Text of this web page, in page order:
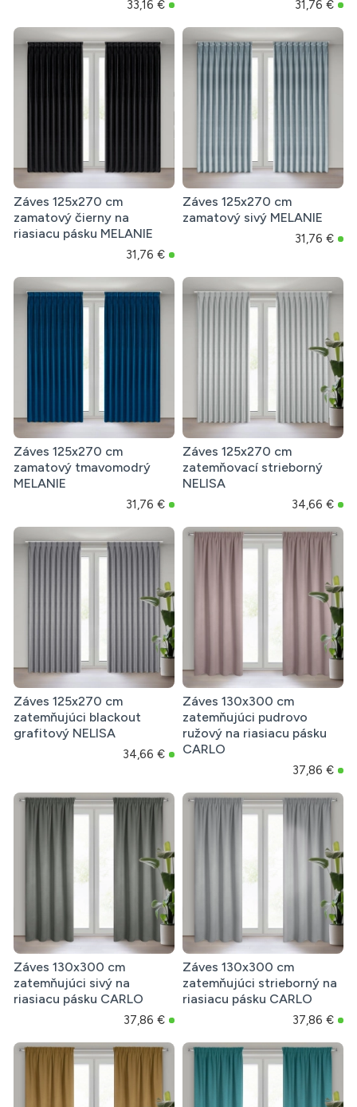
33,16 € 31,76 €
Záves 125x270 cm
zamatový čierny na
riasiacu pásku MELANIE
31,76 €
Záves 125x270 cm
zamatový sivý MELANIE
31,76 €
Záves 125x270 cm
zamatový tmavomodrý
MELANIE
31,76 €
Záves 125x270 cm
zatemňovací strieborný
NELISA
34,66 €
Záves 125x270 cm
zatemňujúci blackout
grafitový NELISA
34,66 €
Záves 130x300 cm
zatemňujúci pudrovo
ružový na riasiacu pásku
CARLO
37,86 €
Záves 130x300 cm
zatemňujúci sivý na
riasiacu pásku CARLO
37,86 €
Záves 130x300 cm
zatemňujúci strieborný na
riasiacu pásku CARLO
37,86 €